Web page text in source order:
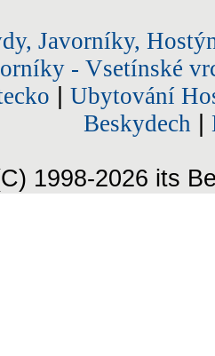
Javorníky,
- Vsetínské
Ubytování
Beskydech
1998-2026 its